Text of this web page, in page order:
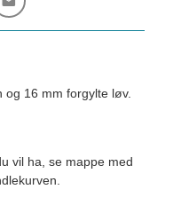
og 16 mm forgylte løv.
vil ha, se mappe med